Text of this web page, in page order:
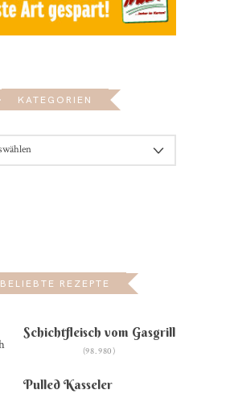
KATEGORIEN
BELIEBTE REZEPTE
Schichtfleisch vom Gasgrill
(98.980)
Pulled Kasseler